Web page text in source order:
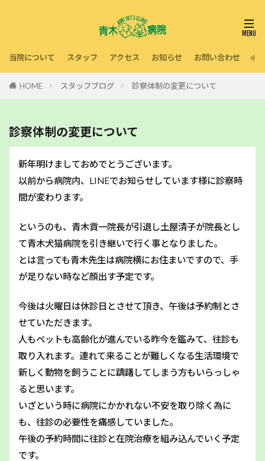
当院について スタッフ アクセス お知らせ お問い合わせ 利
HOME スタッフブログ 診察体制の変更について
診察体制の変更について
新年明けましておめでとうございます。
以前から病院内、LINEでお知らせしています様に診察時
間が変わります。
というのも、青木貢一院長が引退し土屋清子が院長とし
て青木犬猫病院を引き継いで行く事となりました。
とは言っても青木先生は病院横にお住まいですので、手
が足りない時など顔出す予定です。
今後は火曜日は休診日とさせて頂き、午後は予約制とさ
せていただきます。
人もペットも高齢化が進んでいる昨今を鑑みて、往診も
取り入れます。連れて来ることが難しくなる生活環境で
新しく動物を飼うことに躊躇してしまう方もいらっしゃ
ると思います。
いざという時に病院にかかれない不安を取り除く為に
も、往診の必要性を痛感していました。
午後の予約時間に往診と在院治療を組み込んでいく予定
です。